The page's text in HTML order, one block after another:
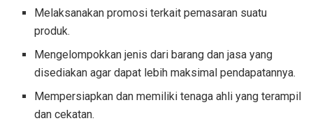
Melaksanakan promosi terkait pemasaran suatu
produk.
Mengelompokkan jenis dari barang dan jasa yang
disediakan agar dapat lebih maksimal pendapatannya.
Mempersiapkan dan memiliki tenaga ahli yang terampil
dan cekatan.